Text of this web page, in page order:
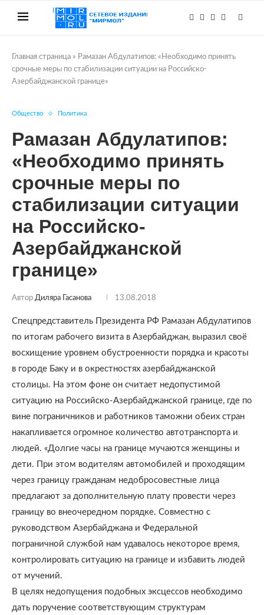
Главная страница » Рамазан Абдулатипов: «Необходимо принять
срочные меры по стабилизации ситуации на Российско-
Азербайджанской границе»
Общество Политика
Рамазан Абдулатипов:
«Необходимо принять
срочные меры по
стабилизации ситуации
на Российско-
Азербайджанской
границе»
Автор Диляра Гасанова 13.08.2018
Спецпредставитель Президента РФ Рамазан Абдулатипов
по итогам рабочего визита в Азербайджан, выразил своё
восхищение уровнем обустроенности порядка и красоты
в городе Баку и в окрестностях азербайджанской
столицы. На этом фоне он считает недопустимой
ситуацию на Российско-Азербайджанской границе, где по
вине пограничников и работников таможни обеих стран
накапливается огромное количество автотранспорта и
людей. «Долгие часы на границе мучаются женщины и
дети. При этом водителям автомобилей и проходящим
через границу гражданам недобросовестные лица
предлагают за дополнительную плату провести через
границу во внеочередном порядке. Совместно с
руководством Азербайджана и Федеральной
пограничной службой нам удавалось некоторое время,
контролировать ситуацию на границе и избавить людей
от мучений.
В целях недопущения подобных эксцессов необходимо
дать поручение соответствующим структурам